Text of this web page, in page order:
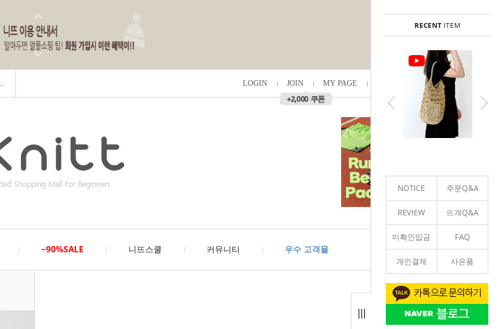
RECENTITEM
NOTICE 주문Q&A
REVIEW 뜨개Q&A
미확인입금 FAQ
개인결제 사은품
LOGIN JOIN
▲
+2,000 쿠폰
MY PAGE / 0
~90%SALE 니뜨스쿨 커뮤니티 우수 고객몰